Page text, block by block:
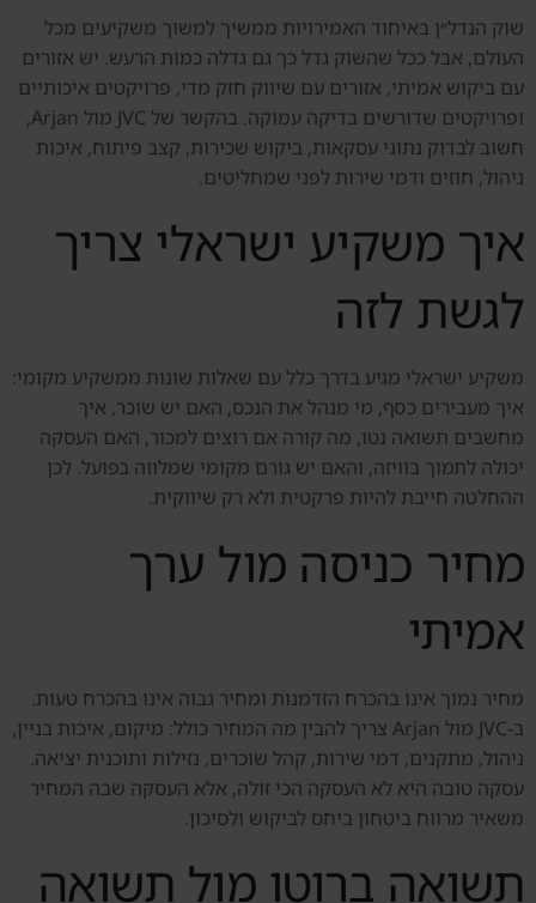
שוק הנדל״ן באיחוד האמירויות ממשיך למשוך משקיעים מכל
העולם, אבל ככל שהשוק גדל כך גם גדלה כמות הרעש. יש אזורים
עם ביקוש אמיתי, אזורים עם שיווק חזק מדי, פרויקטים איכותיים
ופרויקטים שדורשים בדיקה עמוקה. בהקשר של JVC מול Arjan,
חשוב לבדוק נתוני עסקאות, ביקוש שכירות, קצב פיתוח, איכות
ניהול, חוזים ודמי שירות לפני שמחליטים.
איך משקיע ישראלי צריך
לגשת לזה
משקיע ישראלי מגיע בדרך כלל עם שאלות שונות ממשקיע מקומי:
איך מעבירים כסף, מי מנהל את הנכס, האם יש שוכר, איך
מחשבים תשואה נטו, מה קורה אם רוצים למכור, האם העסקה
יכולה לתמוך בוויזה, והאם יש גורם מקומי שמלווה בפועל. לכן
ההחלטה חייבת להיות פרקטית ולא רק שיווקית.
מחיר כניסה מול ערך
אמיתי
מחיר נמוך אינו בהכרח הזדמנות ומחיר גבוה אינו בהכרח טעות.
ב-JVC מול Arjan צריך להבין מה המחיר כולל: מיקום, איכות בניין,
ניהול, מתקנים, דמי שירות, קהל שוכרים, נזילות ותוכנית יציאה.
עסקה טובה היא לא העסקה הכי זולה, אלא העסקה שבה המחיר
משאיר מרווח ביטחון ביחס לביקוש ולסיכון.
תשואה ברוטו מול תשואה